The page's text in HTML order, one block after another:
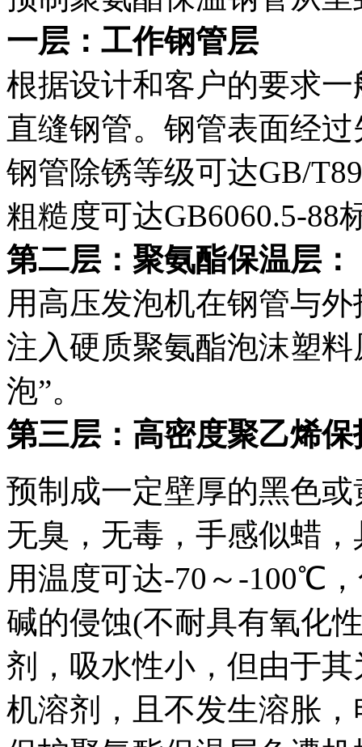
一层：工作钢管层
根据设计和客户的要求
直缝钢管。钢管表面经
钢管除锈等级可达GB/
粗糙度可达GB6060.5-88
第二层：聚氨酯保温层：
用高压发泡机在钢管与
注入硬质聚氨酯泡沫塑
泡”。
第三层：高密度聚乙烯保
预制成一定壁厚的黑色
无臭，无毒，手感似蜡
用温度可达-70～-100℃
碱的侵蚀(不耐具有氧化
剂，吸水性小，但由于
机溶剂，且不发生溶胀